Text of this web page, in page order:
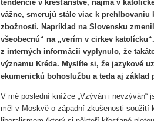
tendencie v kresťanstve, najmä v
vážne, smerujú stále viac k
zbožnosti. Napríklad na Slovensku
všeobecnú“ na „verím v cirkev
z interných informácii vyplynulo, že
významu Kréda. Myslíte si, že jazykové
ekumenickú bohoslužbu a teda aj základ
V mé poslední knížce „Vzýván i nevzýván“
měl v Moskvě o západní zkušenosti soužití